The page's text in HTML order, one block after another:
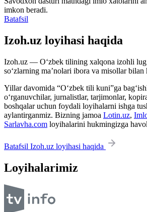
imkon beradi.
Batafsil
Izoh.uz loyihasi haqida
Izoh.uz — O‘zbek tilining xalqona izohli
so‘zlarning ma’nolari ibora va misollar
Yillar davomida “O‘zbek tili kuni”ga
o‘rganuvchilar, jurnalistlar, tarjimonlar,
boshqalar uchun foydali loyihalarni ishga
aylantirganmiz. Bizning jamoa Lotin.uz,
Sarlavha.com loyihalarini hukmingizga
Batafsil Izoh.uz loyihasi haqida
Loyihalarimiz